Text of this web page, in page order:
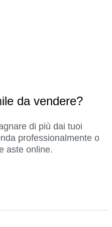
da vendere?
di più dai tuoi
professionalmente o
aste online.